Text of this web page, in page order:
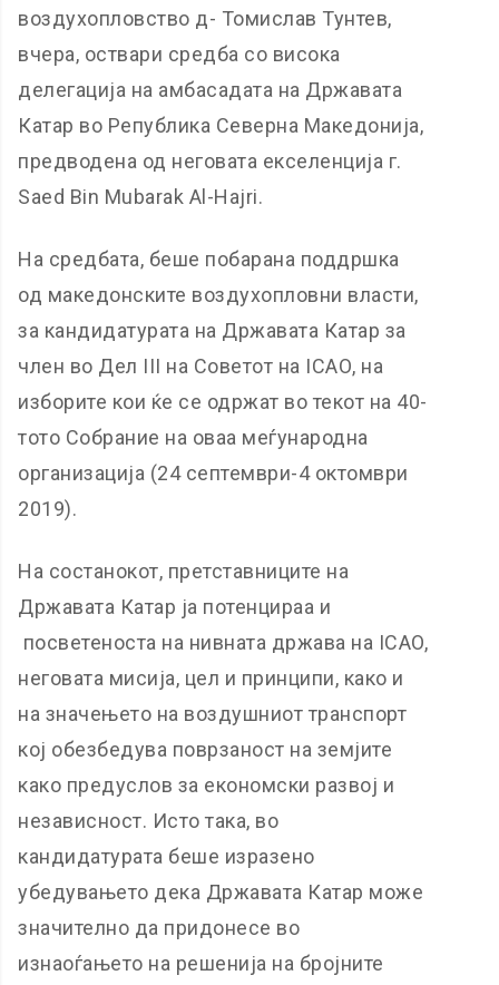
воздухопловство д- Томислав Тунтев,
вчера, оствари средба со висока
делегација на амбасадата на Државата
Катар во Република Северна Македонија,
предводена од неговата екселенција г.
Saed Bin Mubarak Al-Hajri.
На средбата, беше побарана поддршка
од македонските воздухопловни власти,
за кандидатурата на Државата Катар за
член во Дел III на Советот на ICAО, на
изборите кои ќе се одржат во текот на 40-
тото Собрание на oваа меѓународна
организација (24 септември-4 октомври
2019).
На состанокот, претставниците на
Државата Катар ја потенцираа и
посветеноста на нивната држава на ICAO,
неговата мисија, цел и принципи, како и
на значењето на воздушниот транспорт
кој обезбедува поврзаност на земјите
како предуслов за економски развој и
независност. Исто така, во
кандидатурата беше изразено
убедувањето дека Државата Катар може
значително да придонесе во
изнаоѓањето на решенија на бројните